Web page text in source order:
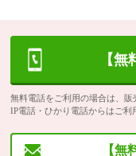
【
無料電話をご利用の場合は、販
IP電話・ひかり電話からはご利
【無